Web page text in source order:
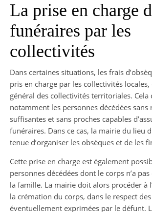
La prise en charge
funéraires par les
collectivités
Dans certaines situations, les frais
pris en charge par les collectivités
général des collectivités territoriales. Cela
notamment les personnes décédées sans
suffisantes et sans proches capables
funéraires. Dans ce cas, la mairie du lieu
tenue d’organiser les obsèques et de les
Cette prise en charge est également
personnes décédées dont le corps n’a
la famille. La mairie doit alors procéder à
la crémation du corps, dans le respect
éventuellement exprimées par le défunt.